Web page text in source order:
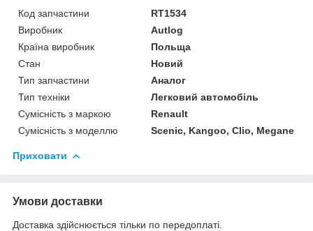
Код запчастини
RT1534
Виробник
Autlog
Країна виробник
Польща
Стан
Новий
Тип запчастини
Аналог
Тип техніки
Легковий автомобіль
Сумісність з маркою
Renault
Сумісність з моделлю
Scenic, Kangoo, Clio, Megane
Приховати
Умови доставки
Доставка здійснюється тільки по передоплаті.